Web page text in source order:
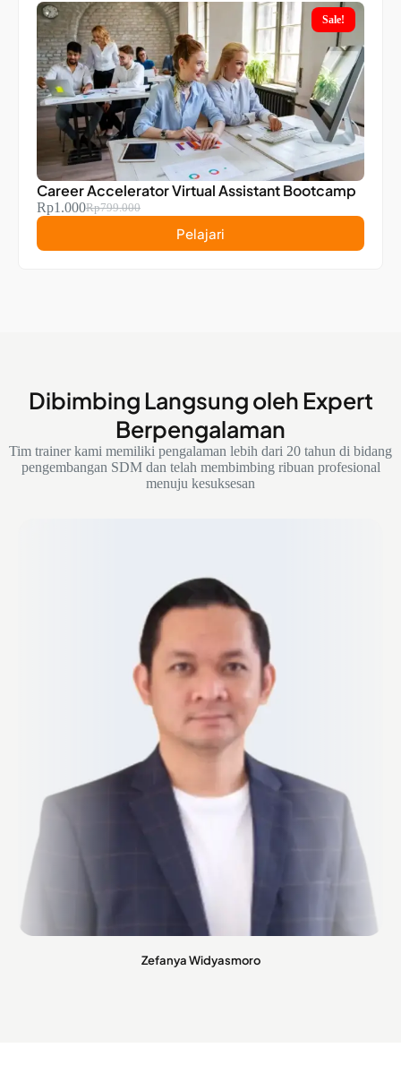
Sale!
Career Accelerator Virtual Assistant Bootcamp
Rp799.000
Rp1.000
Pelajari
Dibimbing Langsung oleh Expert
Berpengalaman
Tim trainer kami memiliki pengalaman lebih dari 20 tahun di bidang
pengembangan SDM dan telah membimbing ribuan profesional
menuju kesuksesan
Zefanya Widyasmoro